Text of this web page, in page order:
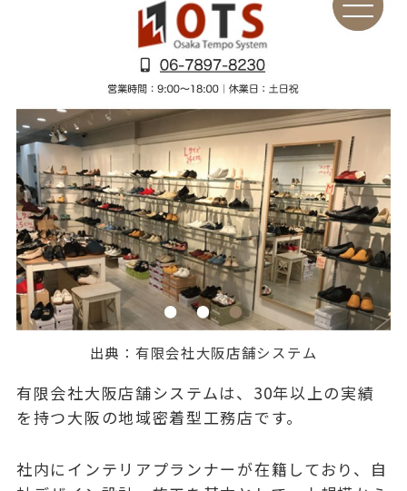
出典： 有限会社大阪店舗システム
有限会社大阪店舗システムは、30年以上の実績
を持つ大阪の地域密着型工務店です。
社内にインテリアプランナーが在籍しており、自